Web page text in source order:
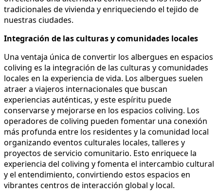
tradicionales de vivienda y enriqueciendo el tejido de
nuestras ciudades.
Integración de las culturas y comunidades locales
Una ventaja única de convertir los albergues en espacios
coliving es la integración de las culturas y comunidades
locales en la experiencia de vida. Los albergues suelen
atraer a viajeros internacionales que buscan
experiencias auténticas, y este espíritu puede
conservarse y mejorarse en los espacios coliving. Los
operadores de coliving pueden fomentar una conexión
más profunda entre los residentes y la comunidad local
organizando eventos culturales locales, talleres y
proyectos de servicio comunitario. Esto enriquece la
experiencia del coliving y fomenta el intercambio cultural
y el entendimiento, convirtiendo estos espacios en
vibrantes centros de interacción global y local.